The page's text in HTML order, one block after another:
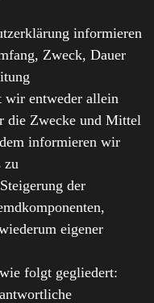
informieren
Zweck, Dauer
wir entweder allein
die Zwecke und Mittel
informieren wir
zu
der
eigener
folgt gegliedert: